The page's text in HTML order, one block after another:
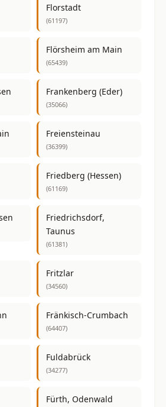
Florstadt
(61197)
Flörsheim am Main
(65439)
Frankenberg (Eder)
(35066)
Freiensteinau
(36399)
Friedberg (Hessen)
(61169)
Friedrichsdorf,
Taunus
(61381)
Fritzlar
(34560)
Fränkisch-Crumbach
(64407)
Fuldabrück
(34277)
Fürth, Odenwald